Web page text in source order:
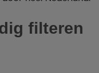
filteren